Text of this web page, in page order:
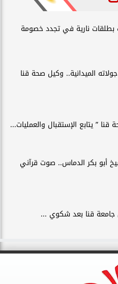
نارية في تجدد خصومة
الميدانية.. وكيل صحة قنا
” يتابع الإستقبال والعمليات...
أبو بكر الدماس.. صوت قرآني
قنا بعد شكوي ...